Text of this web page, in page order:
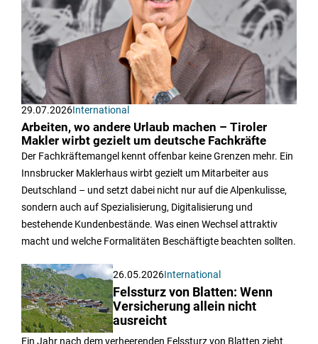
29.07.2026International
Arbeiten, wo andere Urlaub machen – Tiroler
Makler wirbt gezielt um deutsche Fachkräfte
Der Fachkräftemangel kennt offenbar keine Grenzen mehr. Ein
Innsbrucker Maklerhaus wirbt gezielt um Mitarbeiter aus
Deutschland – und setzt dabei nicht nur auf die Alpenkulisse,
sondern auch auf Spezialisierung, Digitalisierung und
bestehende Kundenbestände. Was einen Wechsel attraktiv
macht und welche Formalitäten Beschäftigte beachten sollten.
26.05.2026International
Felssturz von Blatten: Wenn
Versicherung allein nicht
ausreicht
Ein Jahr nach dem verheerenden Felssturz von Blatten zieht